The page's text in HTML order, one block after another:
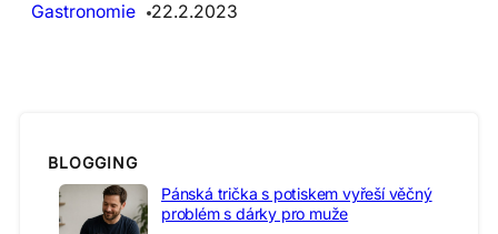
Gastronomie
22.2.2023
BLOGGING
Pánská trička s potiskem vyřeší věčný
problém s dárky pro muže